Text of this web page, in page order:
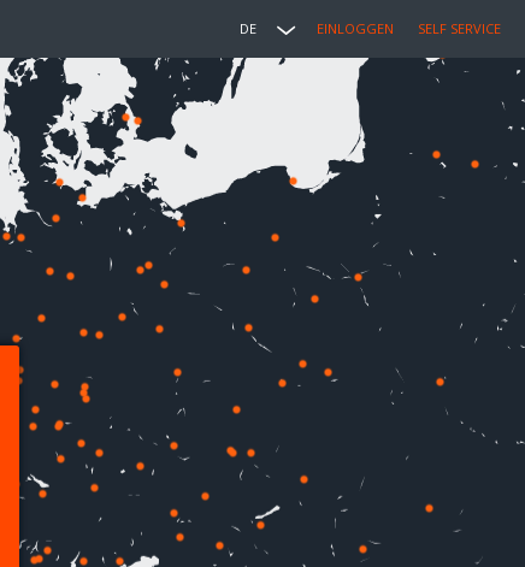
DE EINLOGGEN SELF SERVICE